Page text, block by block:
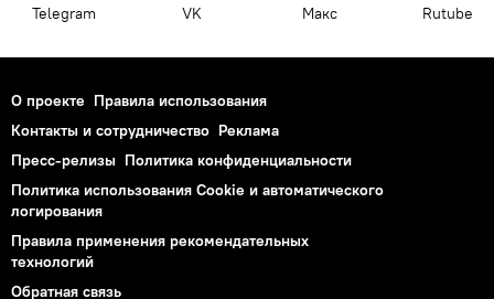
Telegram VK Макс Rutube
О проекте Правила использования
Контакты и сотрудничество Реклама
Пресс-релизы Политика конфиденциальности
Политика использования Cookie и автоматического
логирования
Правила применения рекомендательных
технологий
Обратная связь